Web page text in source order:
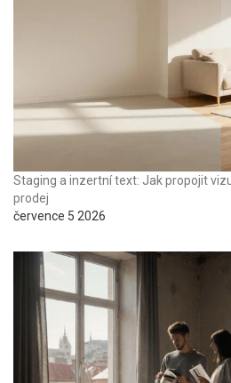
Staging a inzertní text: Jak propojit
prodej
července 5 2026